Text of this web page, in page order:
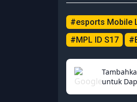
#esports Mobile
#MPL ID S17
untuk